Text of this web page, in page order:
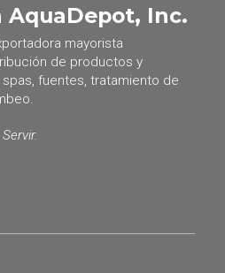
AquaDepot, Inc.
mayorista
de productos y
fuentes, tratamiento de